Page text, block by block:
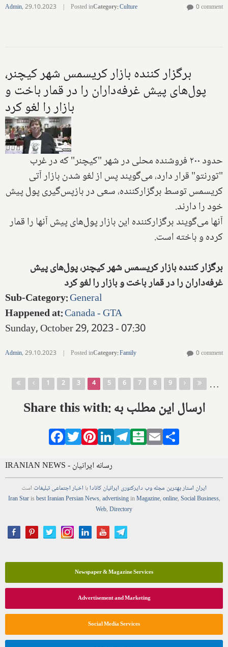
Admin,29.10.2023 | Posted inCategory:Culture 0 comment
برگزار کننده بازار کریسمس شهر کیچنر،
پول‌های پیش غرفه‌داران را در قمار باخت و
بازار را لغو کرد
حدود ۲۰۰ فروشنده محلی در شهر "کیچنر" که در غرب
"تورنتو" قرار دارد، می‌گویند پس از لغو شدن بازار آتی
کریسمس توسط برگزارکننده، سعی در بازپس‌گیری پول پیش
خود را دارند.
آنها می‌گویند برگزارکننده این بازار پول‌های پیش آنها را قمار
کرده و باخته است.
برگزار کننده بازار کریسمس شهر کیچنر، پول‌های پیش
غرفه‌داران را در قمار باخت و بازار را لغو کرد
Sub-Category:General
Happened at:Canada - GTA
Sunday, October 29, 2023 - 07:30
Admin,29.10.2023 | Posted inCategory:Family 0 comment
Pages
1 2 3 4 5 6 7 8 9 …
Share this with: ارسال این مطلب به
Facebook
TwitterPinterestLinkedIn
Telegram
Balatarin
Email
IRANIAN NEWS - رسانه ایرانیان
ایران استاربهترین مجلهوب دایرکتوری ایرانیان کانادابا اخباراجتماعیتبلیغات است
Iran Starisbest Iranian PersianNews,advertisinginMagazine,online,Social Business,
Web,Directory
Newspaper & Magazine Services
Advertisement and Marketing
Social Media Services